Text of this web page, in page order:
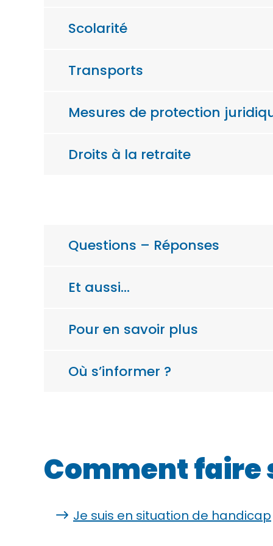
Scolarité
Transports
Mesures de protection
Droits à la retraite
Questions – Réponses
Et aussi…
Pour en savoir plus
Où s’informer ?
Comment faire
Je suis en situation de handicap